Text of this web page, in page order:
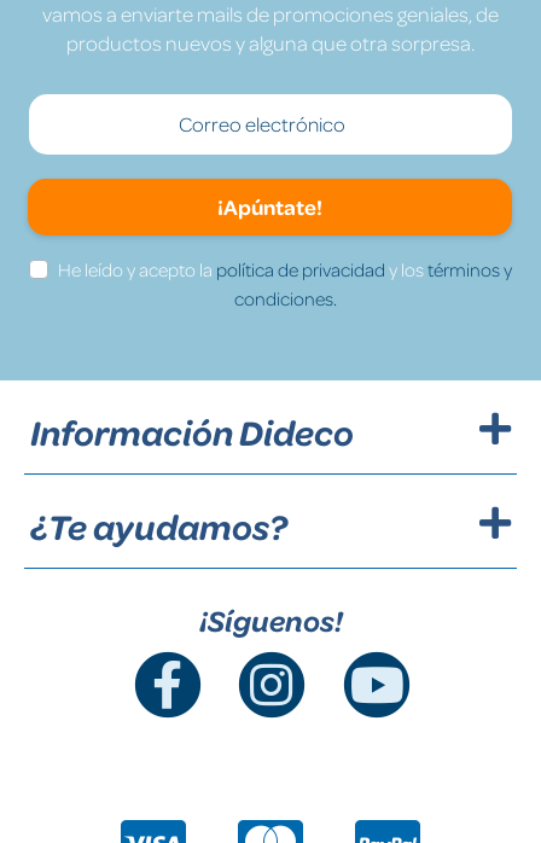
vamos a enviarte mails de promociones geniales, de
productos nuevos y alguna que otra sorpresa.
¡Apúntate!
He leído y acepto la política de privacidad y lostérminos y
condiciones.
Información Dideco
¿Te ayudamos?
¡Síguenos!